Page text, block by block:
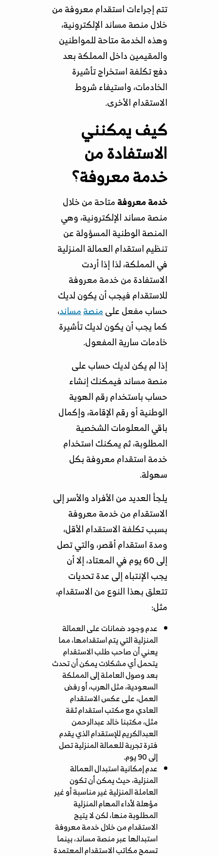
تتم إجراءات استقدام معروفة من
خلال منصة مساند الإلكترونية،
وهذه الخدمة متاحة للمواطنين
والمقيمين داخل المملكة بعد
دفع تكلفة استخراج تأشيرة
الخادمات، واستيفاء شروط
الاستقدام الأخرى.
كيف يمكنني
الاستفادة من
خدمة معروفة؟
خدمة معروفةمتاحة من خلال
منصة مساند الإلكترونية، وهي
المنصة الوطنية المسؤولة عن
تنظيم استقدام العمالة المنزلية
في المملكة، لذا إذا أردت
الاستفادة من خدمة معروفة
للاستقدام فيجب أن يكون لديك
حساب مفعل علىمنصةمساند،
كما يجب أن يكون لديك تأشيرة
خادمات سارية المفعول.
إذا لم يكن لديك حساب على
منصة مساند فيمكنك إنشاء
حساب باستخدام رقم الهوية
الوطنية أو رقم الإقامة، وإكمال
باقي المعلومات الشخصية
المطلوبة، ثم يمكنك استخدام
خدمة استقدام معروفة بكل
سهولة.
يلجأ العديد من الأفراد والأسر إلى
الاستقدام من خدمة معروفة
بسبب تكلفة الاستقدام الأقل،
ومدة استقدام أقصر، والتي تصل
إلى 60 يوم في المعتاد، إلا أن
يجب الإنتباه إلى عدة تحديات
تتعلق بهذا النوع من الاستقدام،
مثل:
عدم وجود ضمانات على العمالة
المنزلية التي يتم استقدامها، مما
يعني أن صاحب طلب الاستقدام
يتحمل أي مشكلات يمكن أن تحدث
بعد وصول العاملة إلى المملكة
السعودية، مثل الهرب، أو رفض
العمل، على عكس الاستقدام
العادي مع مكتب استقدام ثقة
مثل، مكتبنا خالد عبدالرحمن
العبدالكريم للإستقدام الذي يقدم
فترة تجربة للعمالة المنزلية تصل
إلى 90 يوم.
عدم إمكانية استبدال العمالة
المنزلية، حيث يمكن أن تكون
العاملة المنزلية غير مناسبة أو غير
مؤهلة لأداء المهام المنزلية
المطلوبة منها، لكن لا يتيح
الاستقدام من خلال خدمة معروفة
استبدالها عبر منصة مساند، بينما
تسمحمكاتب الاستقدام المعتمدة